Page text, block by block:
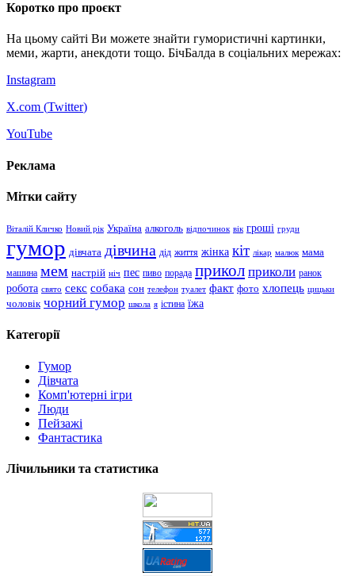
Коротко про проєкт
На цьому сайті Ви можете знайти гумористичні картинки,
меми, жарти, анекдоти тощо. БічБалда в соціальних мережах:
Instagram
X.com (Twitter)
YouTube
Реклама
Мітки сайту
Віталій Кличко Новий рік Україна алкоголь відпочинок вік гроші груди
гумор дівчата дівчина дід життя жінка кіт лікар малюк мама
машина мем настрій ніч пес пиво порада прикол приколи ранок
робота свято секс собака сон телефон туалет факт фото хлопець цицьки
чоловік чорний гумор школа я істина їжа
Категорії
Гумор
Дівчата
Комп'ютерні ігри
Люди
Пейзажі
Фантастика
Лічильники та статистика